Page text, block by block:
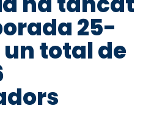
25-
un total de